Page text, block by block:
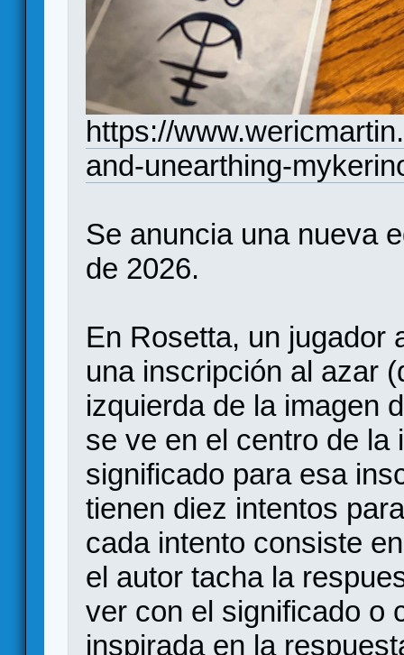
https://
and-unearthing-
Se anuncia una nueva
de 2026.
En Rosetta, un jugador
una inscripción al azar
izquierda de la imagen
se ve en el centro de la
significado para esa
tienen diez intentos
cada intento consiste
el autor tacha la
ver con el significado o
inspirada en la